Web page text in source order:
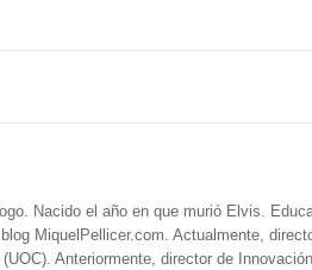
Nacido el año en que murió Elvis.
MiquelPellicer.com. Actualmente,
Anteriormente, director de